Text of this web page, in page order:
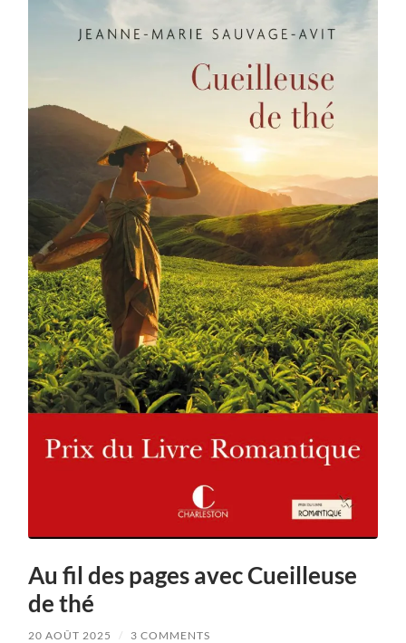
Au fil des pages avec Cueilleuse
de thé
20 AOÛT 2025 / 3 COMMENTS